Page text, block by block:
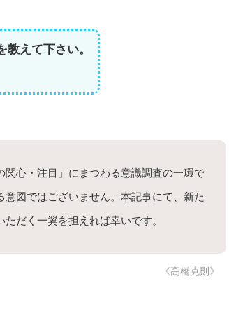
えて下さい。
心・注目」にまつわる意識調査の一環で
図ではございません。本記事にて、新た
だく一翼を担えれば幸いです。
《高橋克則》